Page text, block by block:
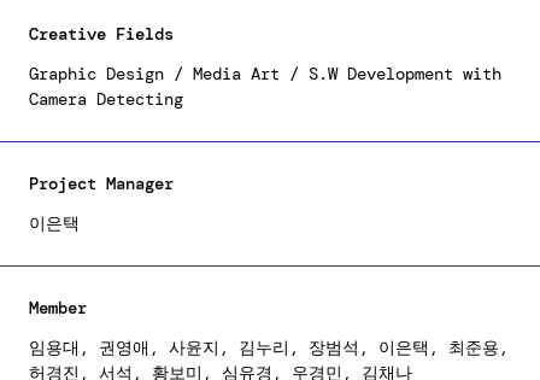
Creative Fields
Graphic Design / Media Art / S.W Development with
Camera Detecting
Project Manager
이은택
Member
임용대, 권영애, 사윤지, 김누리, 장범석, 이은택, 최준용,
허경진, 서석, 황보미, 심유경, 우경민, 김채나